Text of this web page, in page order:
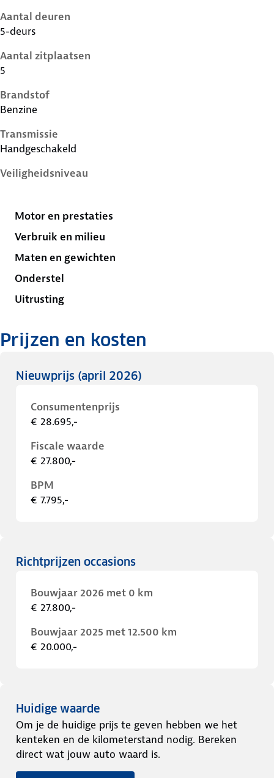
Aantal deuren
5-deurs
Aantal zitplaatsen
5
Brandstof
Benzine
Transmissie
Handgeschakeld
Veiligheidsniveau
Motor en prestaties
Verbruik en milieu
Maten en gewichten
Onderstel
Uitrusting
Prijzen en kosten
Nieuwprijs (april 2026)
Consumentenprijs
€ 28.695,-
Fiscale waarde
€ 27.800,-
BPM
€ 7.795,-
Richtprijzen occasions
Bouwjaar 2026 met 0 km
€ 27.800,-
Bouwjaar 2025 met 12.500 km
€ 20.000,-
Huidige waarde
Om je de huidige prijs te geven hebben we het
kenteken en de kilometerstand nodig. Bereken
direct wat jouw auto waard is.